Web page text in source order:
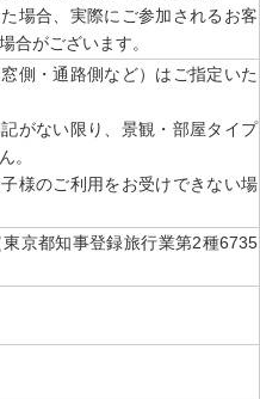
場合、実際にご参加されるお客
合がございます。
側・通路側など）はご指定いた
がない限り、景観・部屋タイプ
。
様のご利用をお受けできない場
京都知事登録旅行業第2種6735